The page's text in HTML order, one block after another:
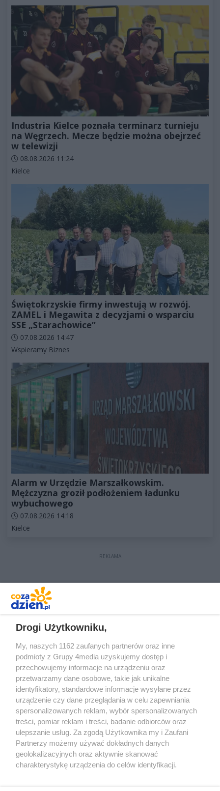
Industria Kielce poznała terminarz turnieju
na Węgrzech. Mecze będzie można obejrzeć
w telewizji
Data dodania artykułu:
08.08.2026 11:24
Kategorie artykułu:
Kielce
Świętokrzyskie firmy inwestują w rozwój.
ZAMEL i Megawita z decyzjami o wsparciu
SSE „Starachowice”
Data dodania artykułu:
07.08.2026 14:47
Kategorie artykułu:
Wspieramy Biznes
Alarm w Urzędzie Marszałkowskim.
Mężczyzna groził podłożeniem ładunku
wybuchowego
Data dodania artykułu:
07.08.2026 14:18
Kategorie artykułu:
Kielce
REKLAMA
Prywatność Reklama Redakcja Praca Kielce
Drogi Użytkowniku,
My, naszych 1162 zaufanych partnerów oraz inne
podmioty z Grupy 4media uzyskujemy dostęp i
przechowujemy informacje na urządzeniu oraz
przetwarzamy dane osobowe, takie jak unikalne
identyfikatory, standardowe informacje wysyłane przez
urządzenie czy dane przeglądania w celu zapewniania
spersonalizowanych reklam, wybór spersonalizowanych
treści, pomiar reklam i treści, badanie odbiorców oraz
ulepszanie usług. Za zgodą Użytkownika my i Zaufani
Partnerzy możemy używać dokładnych danych
geolokalizacyjnych oraz aktywnie skanować
charakterystykę urządzenia do celów identyfikacji.